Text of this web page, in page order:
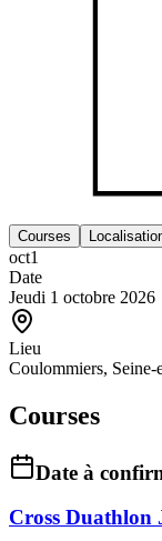
Courses
oct1
Date
Jeudi 1 octobre 2026
Lieu
Coulommiers, Seine-
Courses
Date à
Cross Duathlon